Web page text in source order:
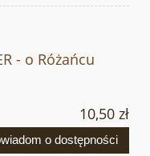
- o Różańcu
10,50 zł
o dostępności